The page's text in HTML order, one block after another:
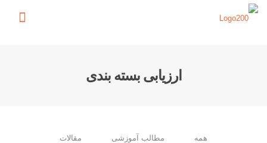
ارزیابی بسته بندی
همه مطالب آموزشی مقالات